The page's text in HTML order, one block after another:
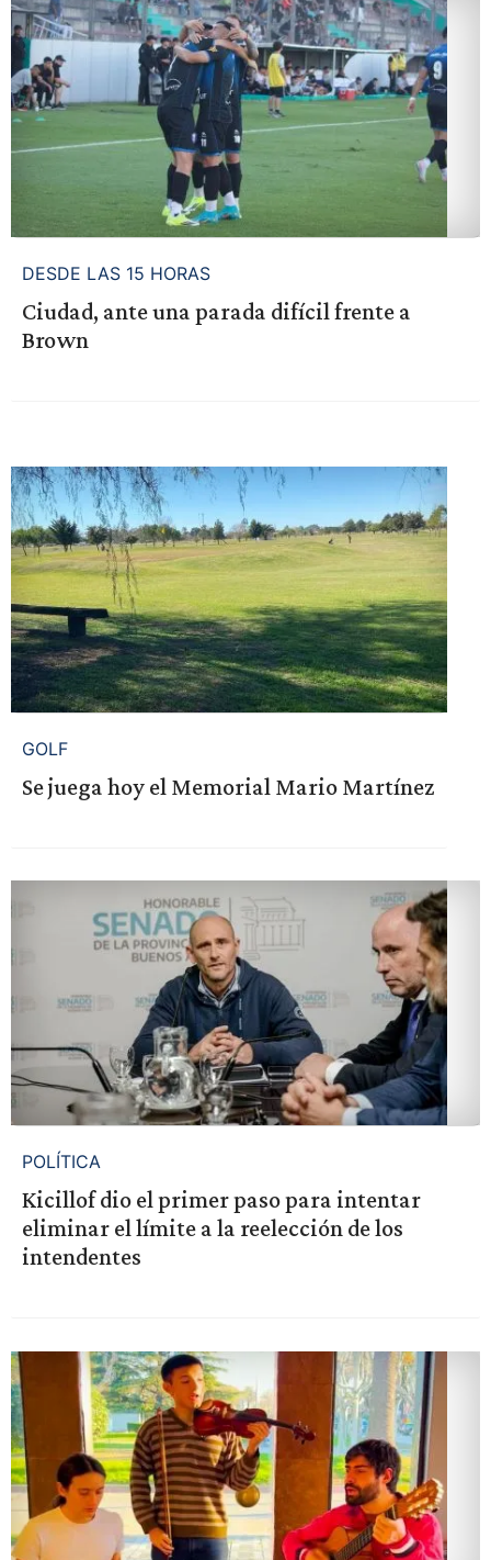
DESDE LAS 15 HORAS
Ciudad, ante una parada difícil frente a
Brown
GOLF
Se juega hoy el Memorial Mario Martínez
POLÍTICA
Kicillof dio el primer paso para intentar
eliminar el límite a la reelección de los
intendentes